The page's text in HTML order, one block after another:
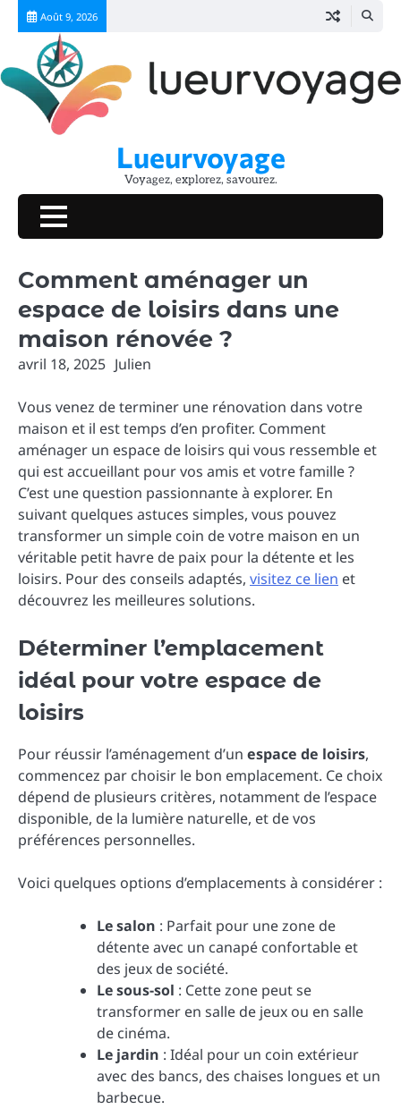
Skip
content
Août 9, 2026
Lueurvoyage
Voyagez, explorez, savourez.
Comment aménager un
espace de loisirs dans une
maison rénovée ?
avril 18, 2025 Julien
Vous venez de terminer une rénovation dans votre
maison et il est temps d’en profiter. Comment
aménager un espace de loisirs qui vous ressemble et
qui est accueillant pour vos amis et votre famille ?
C’est une question passionnante à explorer. En
suivant quelques astuces simples, vous pouvez
transformer un simple coin de votre maison en un
véritable petit havre de paix pour la détente et les
loisirs. Pour des conseils adaptés, visitez ce lien et
découvrez les meilleures solutions.
Déterminer l’emplacement
idéal pour votre espace de
loisirs
Pour réussir l’aménagement d’un espace de loisirs,
commencez par choisir le bon emplacement. Ce choix
dépend de plusieurs critères, notamment de l’espace
disponible, de la lumière naturelle, et de vos
préférences personnelles.
Voici quelques options d’emplacements à considérer :
Le salon : Parfait pour une zone de
détente avec un canapé confortable et
des jeux de société.
Le sous-sol : Cette zone peut se
transformer en salle de jeux ou en salle
de cinéma.
Le jardin : Idéal pour un coin extérieur
avec des bancs, des chaises longues et un
barbecue.